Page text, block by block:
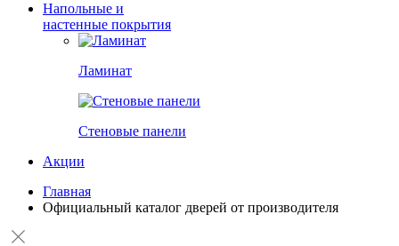
Напольные и
настенные покрытия
Ламинат
Стеновые панели
Акции
Главная
Официальный каталог дверей от производителя